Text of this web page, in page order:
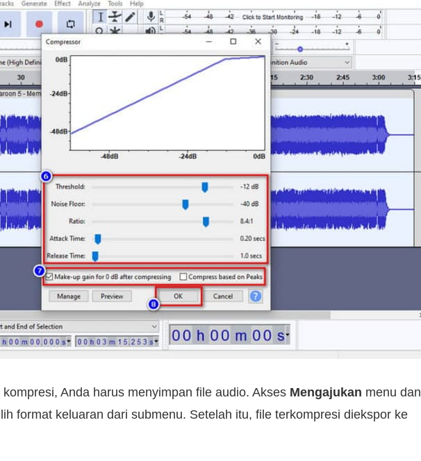
kompresi, Anda harus menyimpan file audio. Akses Mengajukan menu dan
format keluaran dari submenu. Setelah itu, file terkompresi diekspor ke